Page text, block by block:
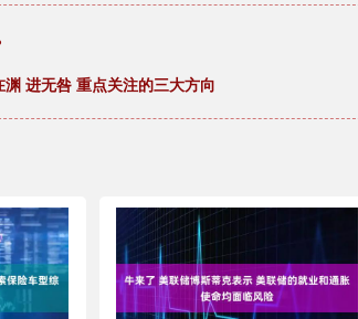
进无咎 重点关注的三大方向